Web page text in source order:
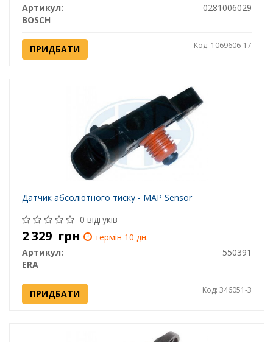
Артикул:
0281006029
BOSCH
ПРИДБАТИ Код: 1069606-17
Датчик абсолютного тиску - MAP Sensor
0 відгуків
2 329 грн
термін 10 дн.
Артикул:
550391
ERA
ПРИДБАТИ Код: 346051-3